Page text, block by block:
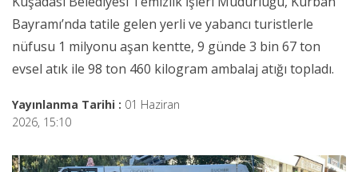
Bayramı’nda tatile gelen yerli ve yabancı turistlerle
nüfusu 1 milyonu aşan kentte, 9 günde 3 bin 67 ton
evsel atık ile 98 ton 460 kilogram ambalaj atığı topladı.
Yayınlanma Tarihi : 01 Haziran
2026, 15:10